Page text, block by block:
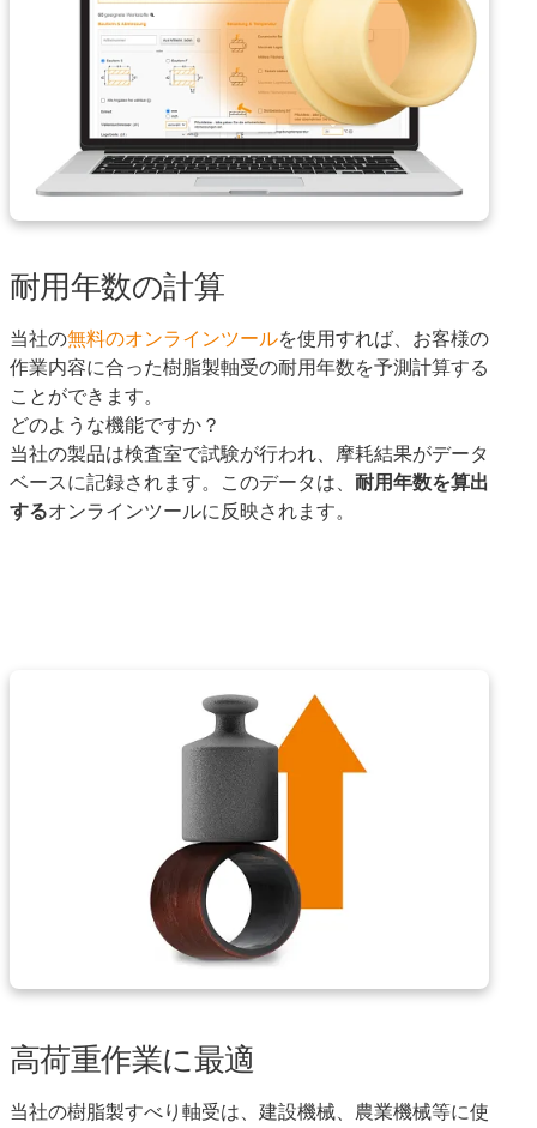
耐用年数の計算
当社の無料のオンラインツールを使用すれば、お客様の
作業内容に合った樹脂製軸受の耐用年数を予測計算する
ことができます。
どのような機能ですか？
当社の製品は検査室で試験が行われ、摩耗結果がデータ
ベースに記録されます。このデータは、 耐用年数を算出
するオンラインツールに反映されます。
高荷重作業に最適
当社の樹脂製すべり軸受は、建設機械、農業機械等に使